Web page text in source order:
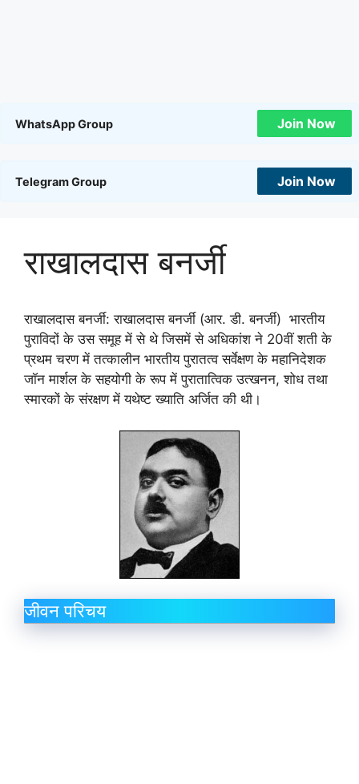
WhatsApp Group Join Now
Telegram Group Join Now
राखालदास बनर्जी
राखालदास बनर्जी: राखालदास बनर्जी (आर. डी. बनर्जी) भारतीय
पुराविदों के उस समूह में से थे जिसमें से अधिकांश ने 20वीं शती के
प्रथम चरण में तत्कालीन भारतीय पुरातत्व सर्वेक्षण के महानिदेशक
जॉन मार्शल के सहयोगी के रूप में पुरातात्विक उत्खनन, शोध तथा
स्मारकों के संरक्षण में यथेष्ट ख्याति अर्जित की थी।
जीवन परिचय